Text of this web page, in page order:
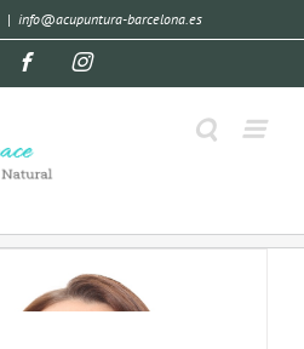
| info@acupuntura-barcelona.es